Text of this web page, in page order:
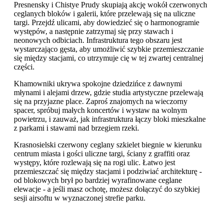
Presnensky i Chistye Prudy skupiają akcję wokół czerwonych
ceglanych bloków i galerii, które przelewają się na uliczne
targi. Przejdź ulicami, aby dowiedzieć się o harmonogramie
występów, a następnie zatrzymaj się przy stawach i
neonowych odbiciach. Infrastruktura tego obszaru jest
wystarczająco gęsta, aby umożliwić szybkie przemieszczanie
się między stacjami, co utrzymuje cię w tej zwartej centralnej
części.
Khamowniki ukrywa spokojne dziedzińce z dawnymi
młynami i alejami drzew, gdzie studia artystyczne przelewają
się na przyjazne place. Zaproś znajomych na wieczorny
spacer, spróbuj małych koncertów i wystaw na wolnym
powietrzu, i zauważ, jak infrastruktura łączy bloki mieszkalne
z parkami i stawami nad brzegiem rzeki.
Krasnosielski czerwony ceglany szkielet biegnie w kierunku
centrum miasta i gości uliczne targi, ściany z graffiti oraz
występy, które rozlewają się na rogi ulic. Łatwo jest
przemieszczać się między stacjami i podziwiać architekturę -
od blokowych brył po bardziej wyrafinowane ceglane
elewacje - a jeśli masz ochotę, możesz dołączyć do szybkiej
sesji airsoftu w wyznaczonej strefie parku.